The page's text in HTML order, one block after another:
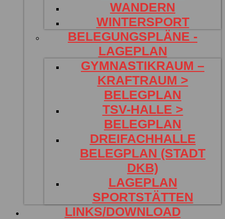
WANDERN
WINTERSPORT
BELEGUNGSPLÄNE -
LAGEPLAN
GYMNASTIKRAUM –
KRAFTRAUM >
BELEGPLAN
TSV-HALLE >
BELEGPLAN
DREIFACHHALLE
BELEGPLAN (STADT
DKB)
LAGEPLAN
SPORTSTÄTTEN
LINKS/DOWNLOAD